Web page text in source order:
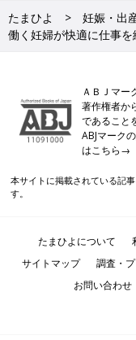
たまひよ 妊娠・出
働く妊婦が快適に仕事
ＡＢＪマー
著作権者か
であること
ABJマーク
はこちら
本サイトに掲載されている記
す。
たまひよについて
サイトマップ
調査・
お問い合わせ